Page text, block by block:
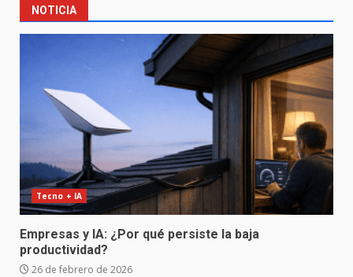
NOTICIA
Tecno + IA
Empresas y IA: ¿Por qué persiste la baja
productividad?
26 de febrero de 2026